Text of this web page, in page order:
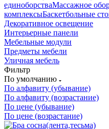
единоборстваМассажное
комплексыБаскетбольные
Декоративное освещение
Интерьерные панели
Мебельные модули
Предметы мебели
Уличная мебель
Фильтр
По умолчанию
По алфавиту (убывание)
По алфавиту (возрастание)
По цене (убывание)
По цене (возрастание)